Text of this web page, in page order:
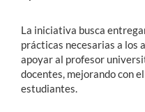
La iniciativa busca
prácticas necesarias a los
apoyar al profesor
docentes, mejorando con
estudiantes.